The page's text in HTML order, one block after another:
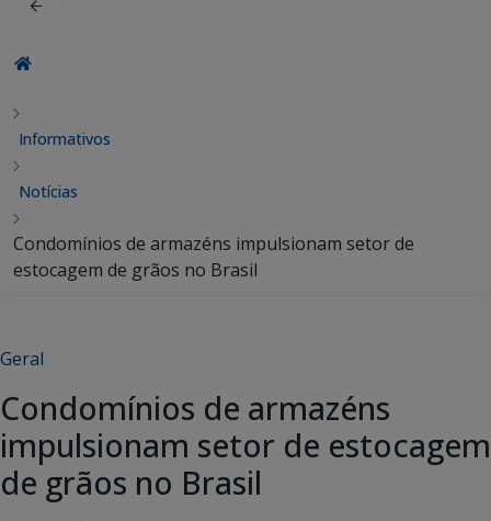
Informativos
Notícias
Condomínios de armazéns impulsionam setor de
estocagem de grãos no Brasil
Geral
Condomínios de armazéns
impulsionam setor de estocagem
de grãos no Brasil